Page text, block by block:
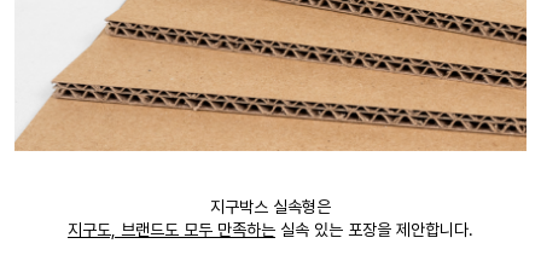
지구박스 실속형은
지구도, 브랜드도 모두 만족하는 실속 있는 포장을 제안합니다.